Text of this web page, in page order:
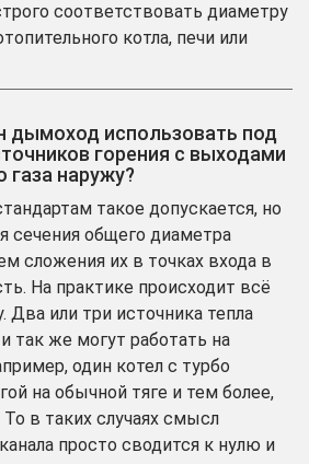
соответствовать диаметру
котла, печи или
дымоход использовать под
горения с выходами
газа наружу?
такое допускается, но
сечения общего диаметра
сложения их в точках входа в
На практике происходит всё
Два или три источника тепла
так же могут работать на
один котел с турбо
на обычной тяге и тем более,
в таких случаях смысл
просто сводится к нулю и